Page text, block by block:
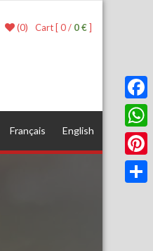
Cart [ 0 / 0 €]
(0)
Français English